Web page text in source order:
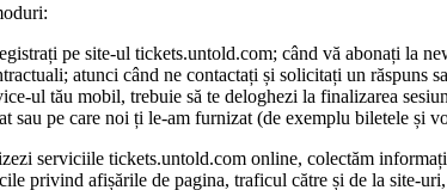
pe site-ul tickets.untold.com; când vă abonați la
atunci când ne contactați și solicitați un răspuns
ul tău mobil, trebuie să te deloghezi la finalizarea
sau pe care noi ți le-am furnizat (de exemplu biletele și
serviciile tickets.untold.com online, colectăm
privind afișările de pagina, traficul către și de la